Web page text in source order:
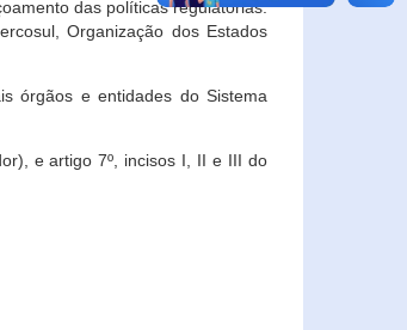
das políticas regulatórias.
Organização dos Estados
órgãos e entidades do Sistema
e artigo 7º, incisos I, II e III do